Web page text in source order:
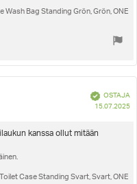
Wash Bag Standing Grön, Grön, ONE
Vahvistettu
OSTAJA
15.07.2025
kanssa ollut mitään
Case Standing Svart, Svart, ONE